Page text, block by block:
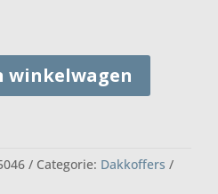
winkelwagen
Categorie: Dakkoffers